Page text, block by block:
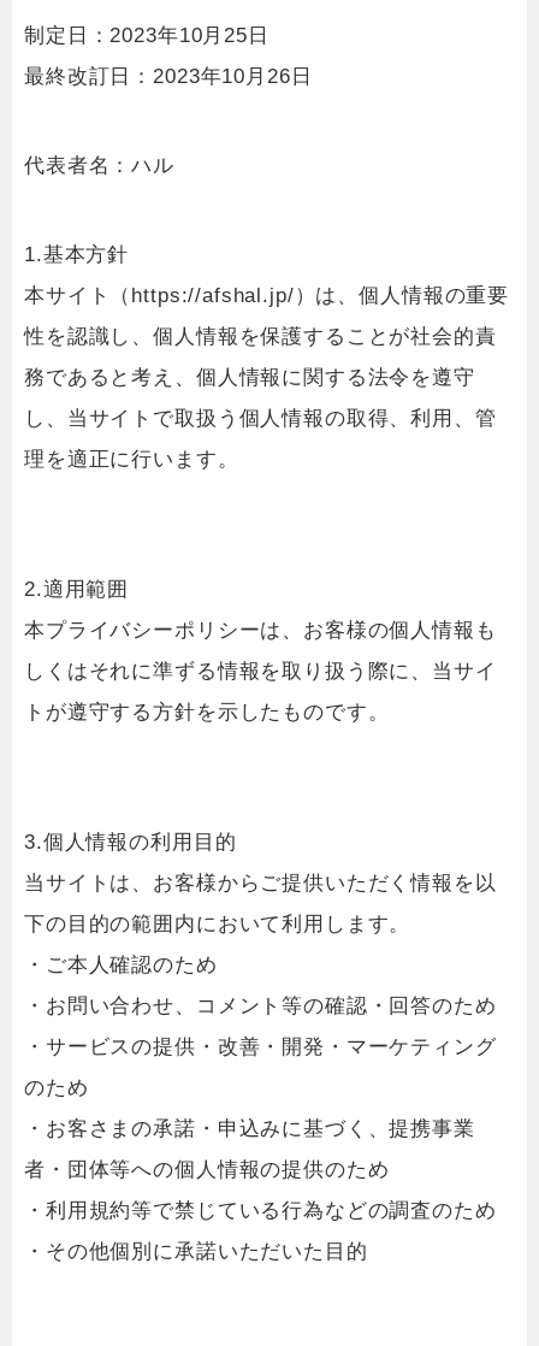
制定日：2023年10月25日
最終改訂日：2023年10月26日
代表者名：ハル
1.基本方針
本サイト（https://afshal.jp/）は、個人情報の重要
性を認識し、個人情報を保護することが社会的責
務であると考え、個人情報に関する法令を遵守
し、当サイトで取扱う個人情報の取得、利用、管
理を適正に行います。
2.適用範囲
本プライバシーポリシーは、お客様の個人情報も
しくはそれに準ずる情報を取り扱う際に、当サイ
トが遵守する方針を示したものです。
3.個人情報の利用目的
当サイトは、お客様からご提供いただく情報を以
下の目的の範囲内において利用します。
・ご本人確認のため
・お問い合わせ、コメント等の確認・回答のため
・サービスの提供・改善・開発・マーケティング
のため
・お客さまの承諾・申込みに基づく、提携事業
者・団体等への個人情報の提供のため
・利用規約等で禁じている行為などの調査のため
・その他個別に承諾いただいた目的